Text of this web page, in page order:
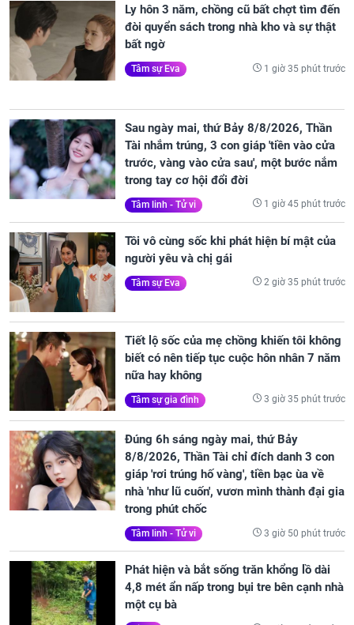
Ly hôn 3 năm, chồng cũ bất chợt tìm đến
đòi quyển sách trong nhà kho và sự thật
bất ngờ
Tâm sự Eva 1 giờ 35 phút trước
Sau ngày mai, thứ Bảy 8/8/2026, Thần
Tài nhắm trúng, 3 con giáp 'tiền vào cửa
trước, vàng vào cửa sau', một bước nắm
trong tay cơ hội đổi đời
Tâm linh - Tử vi 1 giờ 45 phút trước
Tôi vô cùng sốc khi phát hiện bí mật của
người yêu và chị gái
Tâm sự Eva 2 giờ 35 phút trước
Tiết lộ sốc của mẹ chồng khiến tôi không
biết có nên tiếp tục cuộc hôn nhân 7 năm
nữa hay không
Tâm sự gia đình 3 giờ 35 phút trước
Đúng 6h sáng ngày mai, thứ Bảy
8/8/2026, Thần Tài chỉ đích danh 3 con
giáp 'rơi trúng hố vàng', tiền bạc ùa về
nhà 'như lũ cuốn', vươn mình thành đại gia
trong phút chốc
Tâm linh - Tử vi 3 giờ 50 phút trước
Phát hiện và bắt sống trăn khổng lồ dài
4,8 mét ẩn nấp trong bụi tre bên cạnh nhà
một cụ bà